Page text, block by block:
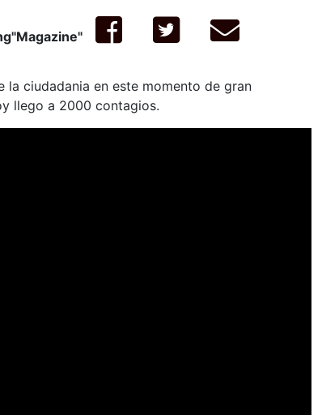
ciudadania en este momento de gran
llego a 2000 contagios.